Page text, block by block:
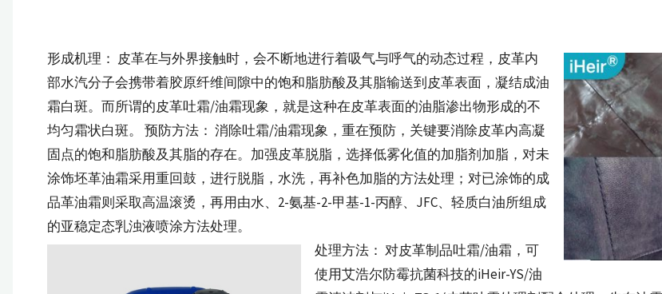
页-
防
霉
剂
_
抗
菌
_
形成机理： 皮革在与外界接触时，会不断地进行着吸气与呼气的动态过程，皮革内
部水汽分子会携带着胶原纤维间隙中的饱和脂肪酸及其脂输送到皮革表面，凝结成油
霜白斑。而所谓的皮革吐霜/油霜现象，就是这种在皮革表面的油脂渗出物形成的不
均匀霜状白斑。 预防方法： 消除吐霜/油霜现象，重在预防，关键要消除皮革内高凝
固点的饱和脂肪酸及其脂的存在。加强皮革脱脂，选择低雾化值的加脂剂加脂，对未
涂饰坯革油霜采用重回鼓，进行脱脂，水洗，再补色加脂的方法处理；对已涂饰的成
品革油霜则采取高温滚烫，再用由水、2-氨基-2-甲基-1-丙醇、JFC、轻质白油所组成
的亚稳定态乳浊液喷涂方法处理。
处理方法： 对皮革制品吐霜/油霜，可
使用艾浩尔防霉抗菌科技的iHeir-YS/油